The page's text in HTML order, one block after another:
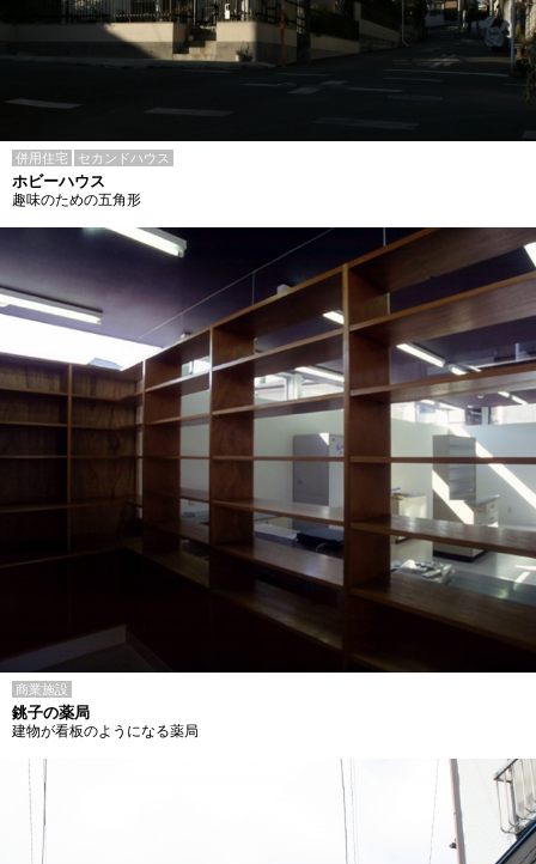
併用住宅 セカンドハウス
ホビーハウス
趣味のための五角形
商業施設
銚子の薬局
建物が看板のようになる薬局